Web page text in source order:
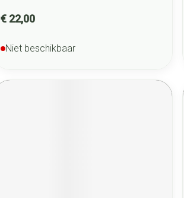
€ 22,00
Niet beschikbaar